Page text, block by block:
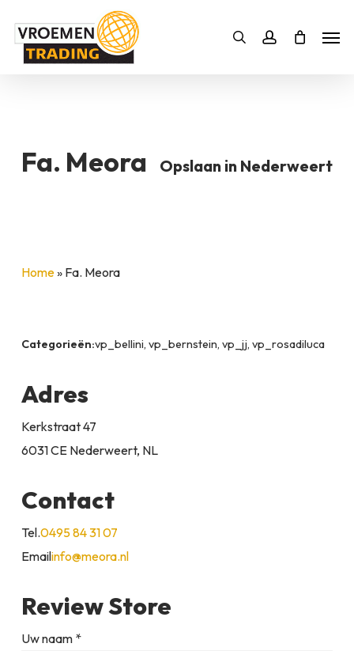
Zoekenaccount
Bestelling SLUITEN
Fa. Meora Opslaan in Nederweert
Home» Fa. Meora
Categorieën:vp_bellini, vp_bernstein, vp_jj, vp_rosadiluca
Adres
Kerkstraat 47
6031 CE Nederweert, NL
Contact
Tel.0495 84 31 07
Emailinfo@meora.nl
Review Store
Uw naam *